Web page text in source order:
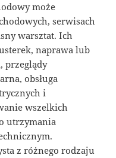
może
serwisach
warsztat. Ich
naprawa lub
przeglądy
obsługa
i
wszelkich
utrzymania
z różnego rodzaju